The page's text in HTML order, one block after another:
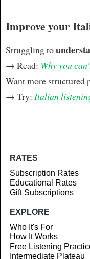
Improve your
Struggling to
→ Read: Why you
Want more structured
→ Try: Italian
RATES
Subscription Rates
Educational Rates
Gift Subscriptions
EXPLORE
Who It's For
How It Works
Free Listening
Intermediate Plateau